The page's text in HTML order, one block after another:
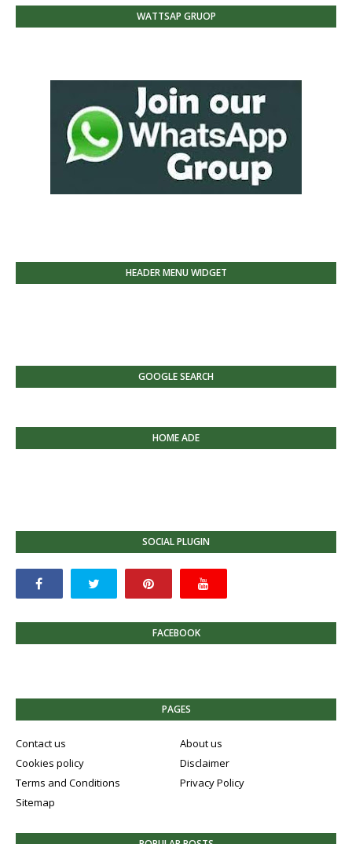
WATTSAP GRUOP
HEADER MENU WIDGET
GOOGLE SEARCH
HOME ADE
SOCIAL PLUGIN
FACEBOOK
PAGES
Contact us
About us
Cookies policy
Disclaimer
Terms and Conditions
Privacy Policy
Sitemap